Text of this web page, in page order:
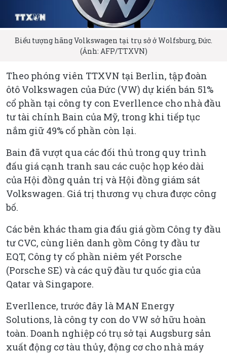
Biểu tượng hãng Volkswagen tại trụ sở ở Wolfsburg, Đức.
(Ảnh: AFP/TTXVN)
Theo phóng viên TTXVN tại Berlin, tập đoàn
ôtô Volkswagen của Đức (VW) dự kiến bán 51%
cổ phần tại công ty con Everllence cho nhà đầu
tư tài chính Bain của Mỹ, trong khi tiếp tục
nắm giữ 49% cổ phần còn lại.
Bain đã vượt qua các đối thủ trong quy trình
đấu giá cạnh tranh sau các cuộc họp kéo dài
của Hội đồng quản trị và Hội đồng giám sát
Volkswagen. Giá trị thương vụ chưa được công
bố.
Các bên khác tham gia đấu giá gồm Công ty đầu
tư CVC, cùng liên danh gồm Công ty đầu tư
EQT, Công ty cổ phần niêm yết Porsche
(Porsche SE) và các quỹ đầu tư quốc gia của
Qatar và Singapore.
Everllence, trước đây là MAN Energy
Solutions, là công ty con do VW sở hữu hoàn
toàn. Doanh nghiệp có trụ sở tại Augsburg sản
xuất động cơ tàu thủy, động cơ cho nhà máy